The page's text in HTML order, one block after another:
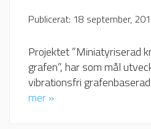
Publicerat: 18 september,
Projektet ”Miniatyriserad
grafen”, har som mål
vibrationsfri
mer »